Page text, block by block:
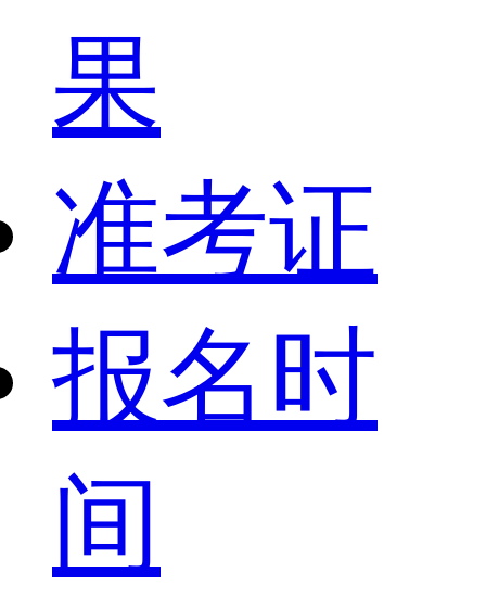
果
准考证
报名时
间